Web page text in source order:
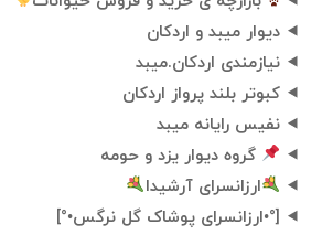
دیوار میبد و اردکان
نیازمندی اردکان.میبد
کبوتر بلند پرواز اردکان
نفیس رایانه میبد
گروه دیوار یزد و حومه
ارزانسرای آرشیدا
[°•ارزانسرای پوشاک گل نرگس•°]